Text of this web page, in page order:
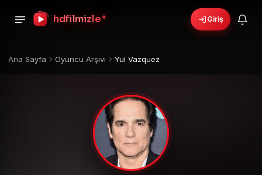
hdfilmizle + Giriş
Ana Sayfa Oyuncu Arşivi Yul Vazquez